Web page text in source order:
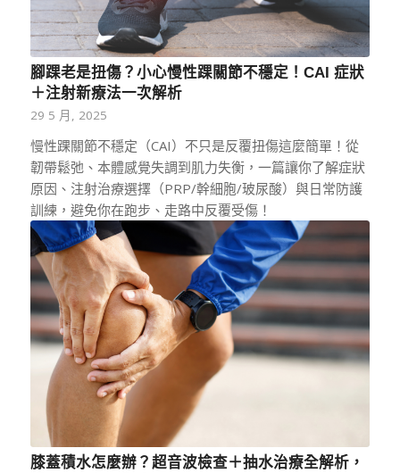
腳踝老是扭傷？小心慢性踝關節不穩定！CAI 症狀
＋注射新療法一次解析
29 5 月, 2025
慢性踝關節不穩定（CAI）不只是反覆扭傷這麼簡單！從
韌帶鬆弛、本體感覺失調到肌力失衡，一篇讓你了解症狀
原因、注射治療選擇（PRP/幹細胞/玻尿酸）與日常防護
訓練，避免你在跑步、走路中反覆受傷！
膝蓋積水怎麼辦？超音波檢查＋抽水治療全解析，